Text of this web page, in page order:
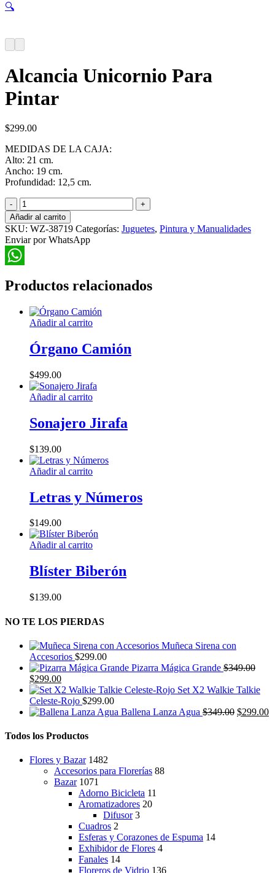
🔍
Alcancia Unicornio Para
Pintar
$299.00
MEDIDAS DE LA CAJA:
Alto: 21 cm.
Ancho: 19 cm.
Profundidad: 12,5 cm.
Alcancia
Unicornio
Para
Pintar
cantidad
Añadir al carrito
SKU: WZ-38719 Categorías: Juguetes, Pintura y Manualidades
Enviar por WhatsApp
Productos relacionados
Añadir al carrito
Órgano Camión
$499.00
Añadir al carrito
Sonajero Jirafa
$139.00
Añadir al carrito
Letras y Números
$149.00
Añadir al carrito
Blíster Biberón
$139.00
NO TE LOS PIERDAS
Muñeca Sirena con
Accesorios $299.00
Pizarra Mágica Grande $349.00
El
precio
original
era:
$299.00El
precio
actual
es:
Set X2 Walkie Talkie
Celeste-Rojo $299.00
Ballena Lanza Agua $349.00 El
$299.00
Todos los Productos
Flores y Bazar 1482
Accesorios para Florerías 88
Bazar 1071
Adorno Bicicleta 11
Aromatizadores 20
Difusor 3
Cuadros 2
Esferas y Corazones de Espuma 14
Exhibidor de Flores 4
Fanales 14
Floreros de Vidrio 136